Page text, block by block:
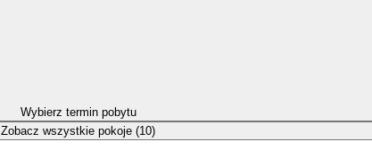
Wybierz termin pobytu
Zobacz wszystkie pokoje (10)